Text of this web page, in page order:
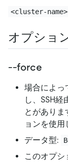
<cluster-name>
オプショ
--force
場合によっ
し、SSH
とがありま
ョンを使用
データ型:
このオプ